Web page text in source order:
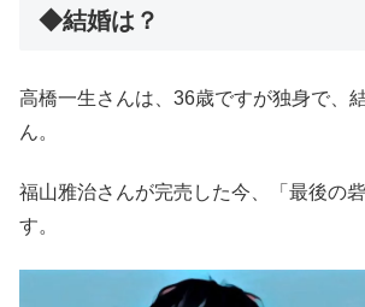
◆結婚は？
高橋一生さんは、36歳ですが独身で、
ん。
福山雅治さんが完売した今、「最後の
す。